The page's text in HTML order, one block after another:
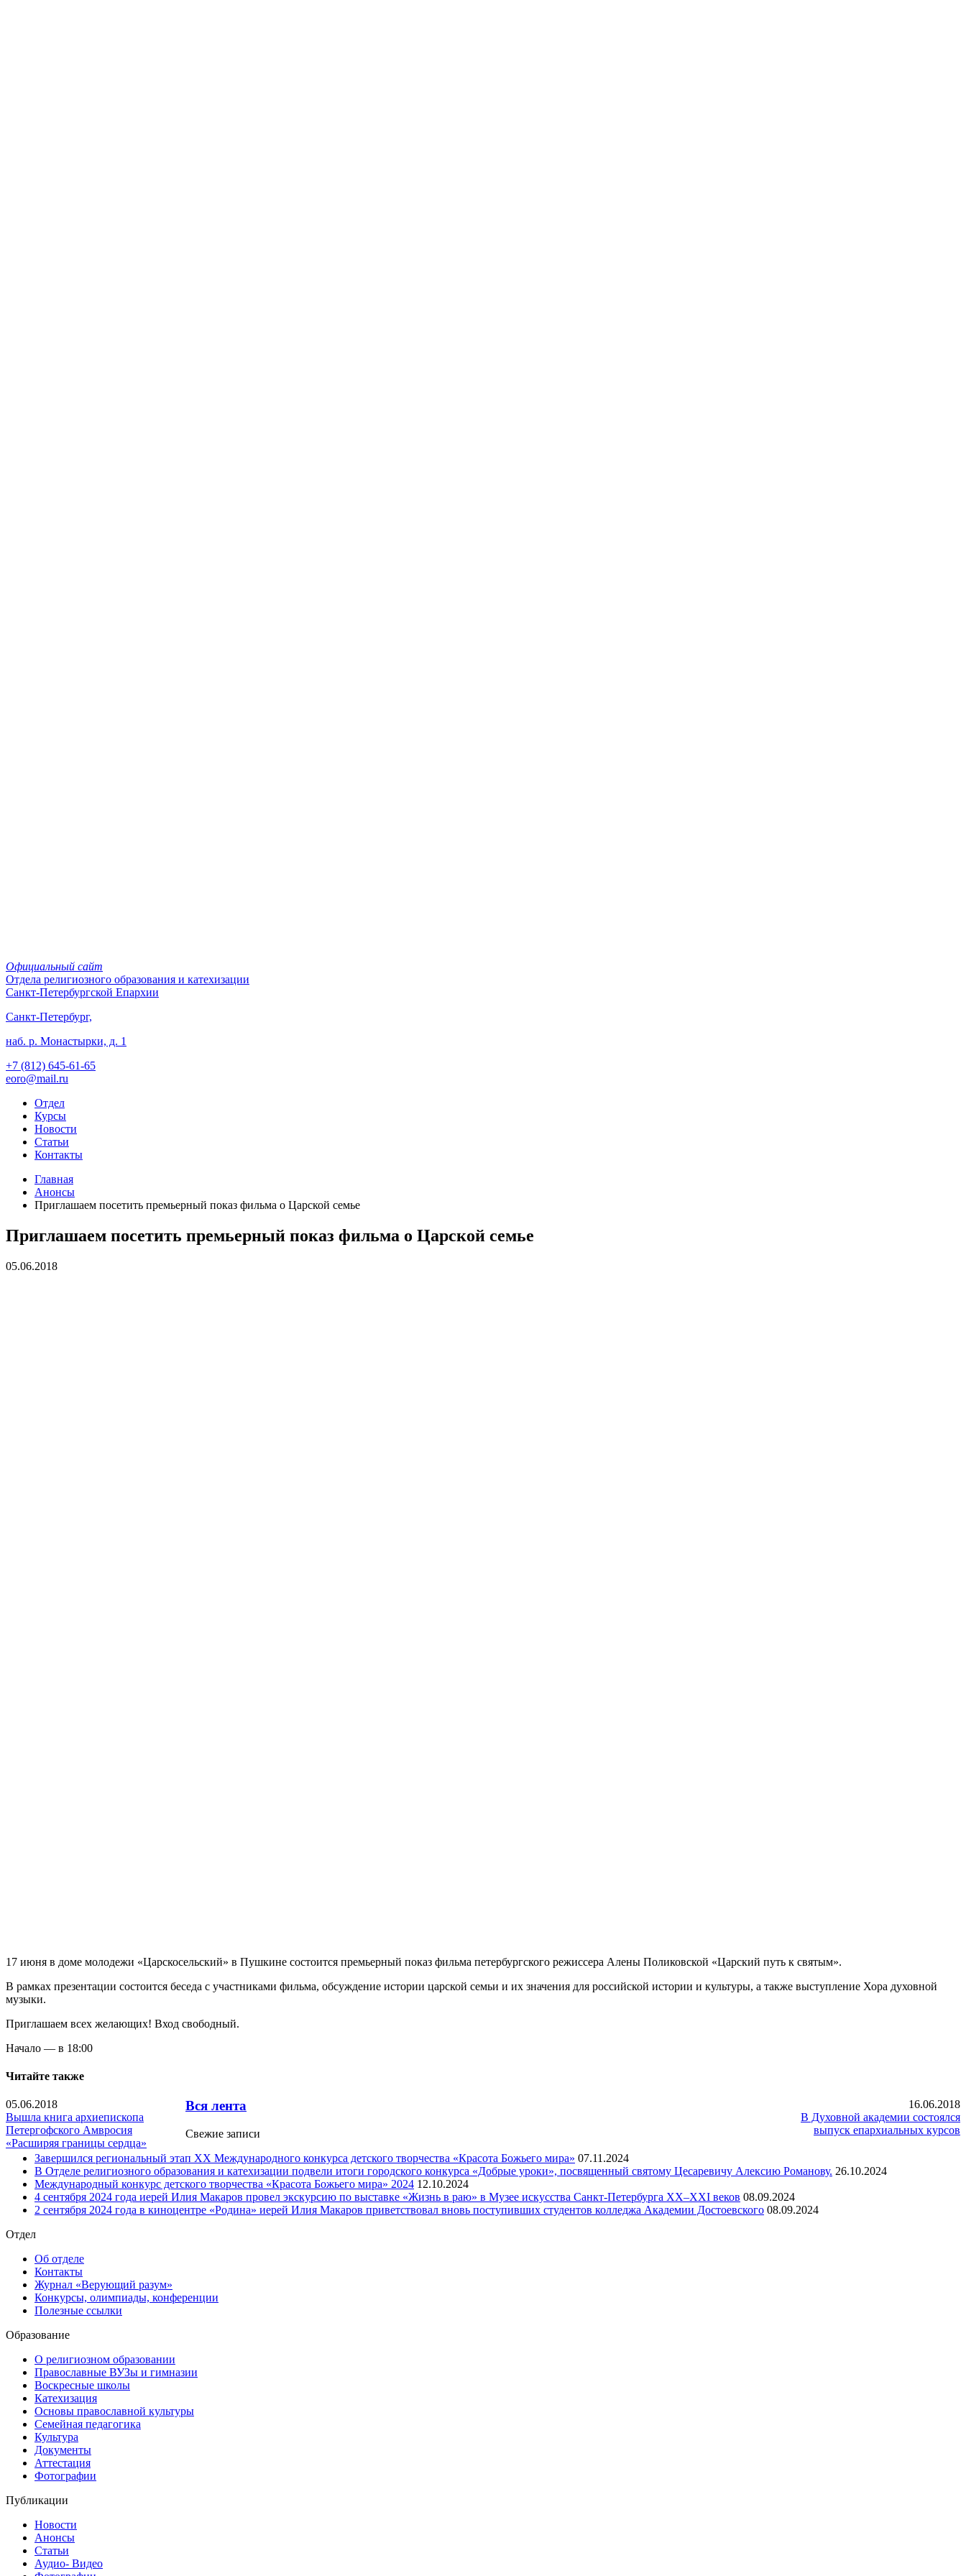
Официальный сайт
Отдела религиозного образования и катехизации
Санкт-Петербургской Епархии
Санкт-Петербург,
наб. р. Монастырки, д. 1
+7 (812) 645-61-65
eoro@mail.ru
Отдел
Курсы
Новости
Статьи
Контакты
Главная
Анонсы
Приглашаем посетить премьерный показ фильма о Царской семье
Приглашаем посетить премьерный показ фильма о Царской семье
05.06.2018
17 июня в доме молодежи «Царскосельский» в Пушкине состоится премьерный показ фильма петербургского режиссера Алены Поликовской «Царский путь к святым».
В рамках презентации состоится беседа с участниками фильма, обсуждение истории царской семьи и их значения для российской истории и культуры, а также выступление Хора духовной
музыки.
Приглашаем всех желающих! Вход свободный.
Начало — в 18:00
Читайте также
05.06.2018
Вышла книга архиепископа
Петергофского Амвросия
«Расширяя границы сердца»
16.06.2018
В Духовной академии состоялся
выпуск епархиальных курсов
Вся лента
Свежие записи
Завершился региональный этап XX Международного конкурса детского творчества «Красота Божьего мира» 07.11.2024
В Отделе религиозного образования и катехизации подвели итоги городского конкурса «Добрые уроки», посвященный святому Цесаревичу Алексию Романову. 26.10.2024
Международный конкурс детского творчества «Красота Божьего мира» 2024 12.10.2024
4 сентября 2024 года иерей Илия Макаров провел экскурсию по выставке «Жизнь в раю» в Музее искусства Санкт-Петербурга XX–XXI веков 08.09.2024
2 сентября 2024 года в киноцентре «Родина» иерей Илия Макаров приветствовал вновь поступивших студентов колледжа Академии Достоевского 08.09.2024
Отдел
Об отделе
Контакты
Журнал «Верующий разум»
Конкурсы, олимпиады, конференции
Полезные ссылки
Образование
О религиозном образовании
Православные ВУЗы и гимназии
Воскресные школы
Катехизация
Основы православной культуры
Семейная педагогика
Культура
Документы
Аттестация
Фотографии
Публикации
Новости
Анонсы
Статьи
Аудио- Видео